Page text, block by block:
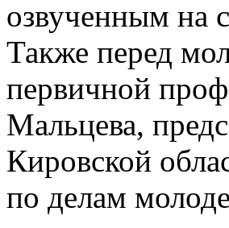
озвученным на
Также перед
первичной
Мальцева,
Кировской
по делам